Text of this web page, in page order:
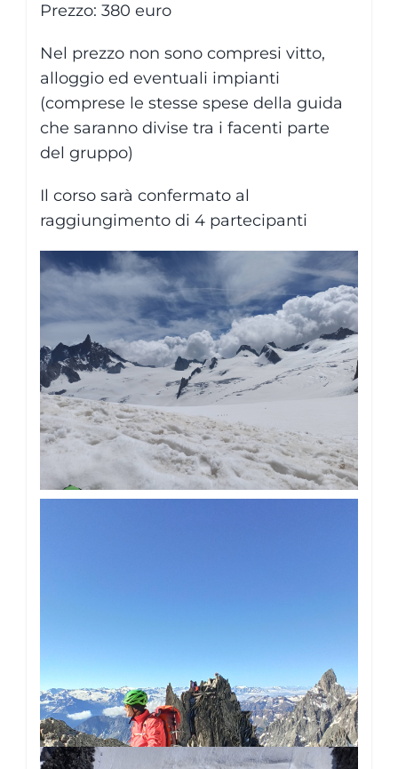
Prezzo: 380 euro
Nel prezzo non sono compresi vitto,
alloggio ed eventuali impianti
(comprese le stesse spese della guida
che saranno divise tra i facenti parte
del gruppo)
Il corso sarà confermato al
raggiungimento di 4 partecipanti